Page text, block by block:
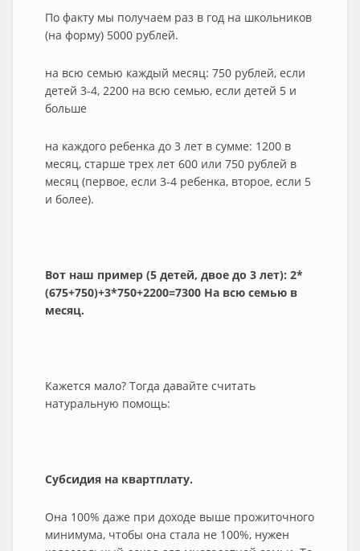
По факту мы получаем раз в год на школьников
(на форму) 5000 рублей.
на всю семью каждый месяц: 750 рублей, если
детей 3-4, 2200 на всю семью, если детей 5 и
больше
на каждого ребенка до 3 лет в сумме: 1200 в
месяц, старше трех лет 600 или 750 рублей в
месяц (первое, если 3-4 ребенка, второе, если 5
и более).
Вот наш пример (5 детей, двое до 3 лет): 2*
(675+750)+3*750+2200=7300 На всю семью в
месяц.
Кажется мало? Тогда давайте считать
натуральную помощь:
Субсидия на квартплату.
Она 100% даже при доходе выше прожиточного
минимума, чтобы она стала не 100%, нужен